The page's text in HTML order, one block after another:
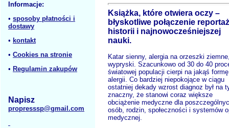
Informacje:
• sposoby płatności i
dostawy
• kontakt
• Cookies na stronie
• Regulamin zakupów
Napisz
propresssp@gmail.com
Książka, które otwiera oczy –
błyskotliwe połączenie
historii i najnowocześniejszej
nauki.
Katar sienny, alergia na orzeszki
wypryski. Szacunkowo od 30 do 40
światowej populacji cierpi na jakąś formę
alergii. Co bardziej niepokojące w ciągu
ostatniej dekady wzrost diagnoz był na
znaczny, że stanowi coraz większe
obciążenie medyczne dla
osób, rodzin, społeczności i systemów
medycznej.